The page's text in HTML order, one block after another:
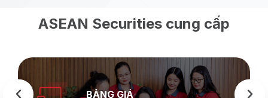
ASEAN Securities cung cấp
BẢNG GIÁ